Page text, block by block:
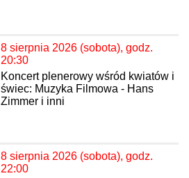
8 sierpnia 2026 (sobota), godz.
20:30
Koncert plenerowy wśród kwiatów i
świec: Muzyka Filmowa - Hans
Zimmer i inni
8 sierpnia 2026 (sobota), godz.
22:00